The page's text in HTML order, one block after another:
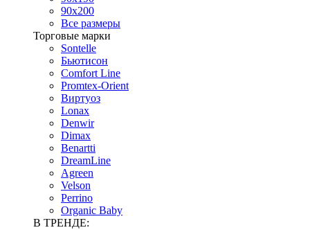
90х200
Все размеры
Торговые марки
Sontelle
Бьютисон
Comfort Line
Promtex-Orient
Виртуоз
Lonax
Denwir
Dimax
Benartti
DreamLine
Agreen
Velson
Perrino
Organic Baby
В ТРЕНДЕ: